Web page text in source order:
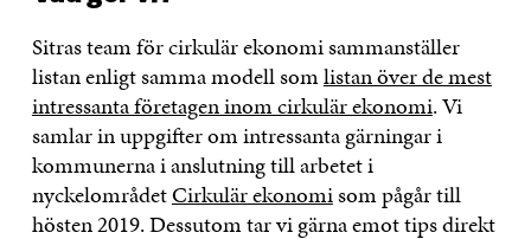
Sitras team för cirkulär ekonomi sammanställer
listan enligt samma modell somlistan över de mest
intressanta företagen inom cirkulär ekonomi. Vi
samlar in uppgifter om intressanta gärningar i
kommunerna i anslutning till arbetet i
nyckelområdetCirkulär ekonomisom pågår till
hösten 2019. Dessutom tar vi gärna emot tips direkt